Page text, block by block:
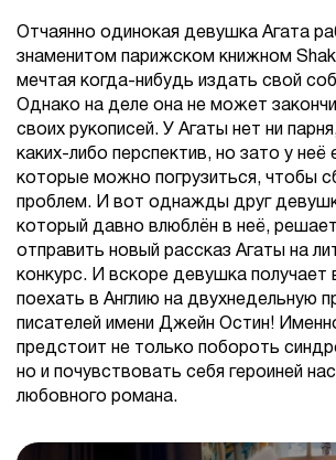
Отчаянно одинокая девушка Агата
знаменитом парижском книжном
мечтая когда-нибудь издать свой
Однако на деле она не может
своих рукописей. У Агаты нет ни
каких-либо перспектив, но зато у неё
которые можно погрузиться, чтобы
проблем. И вот однажды друг
который давно влюблён в неё,
отправить новый рассказ Агаты на
конкурс. И вскоре девушка
поехать в Англию на двухнедельную
писателей имени Джейн Остин!
предстоит не только побороть
но и почувствовать себя героиней
любовного романа.